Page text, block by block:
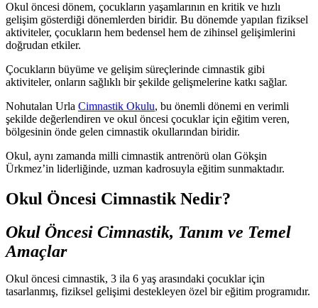
Okul öncesi dönem, çocukların yaşamlarının en kritik ve hızlı
gelişim gösterdiği dönemlerden biridir. Bu dönemde yapılan fiziksel
aktiviteler, çocukların hem bedensel hem de zihinsel gelişimlerini
doğrudan etkiler.
Çocukların büyüme ve gelişim süreçlerinde cimnastik gibi
aktiviteler, onların sağlıklı bir şekilde gelişmelerine katkı sağlar.
Nohutalan Urla Cimnastik Okulu, bu önemli dönemi en verimli
şekilde değerlendiren ve okul öncesi çocuklar için eğitim veren,
bölgesinin önde gelen cimnastik okullarından biridir.
Okul, aynı zamanda milli cimnastik antrenörü olan Gökşin
Ürkmez’in liderliğinde, uzman kadrosuyla eğitim sunmaktadır.
Okul Öncesi Cimnastik Nedir?
Okul Öncesi Cimnastik, Tanım ve Temel
Amaçlar
Okul öncesi cimnastik, 3 ila 6 yaş arasındaki çocuklar için
tasarlanmış, fiziksel gelişimi destekleyen özel bir eğitim programıdır.